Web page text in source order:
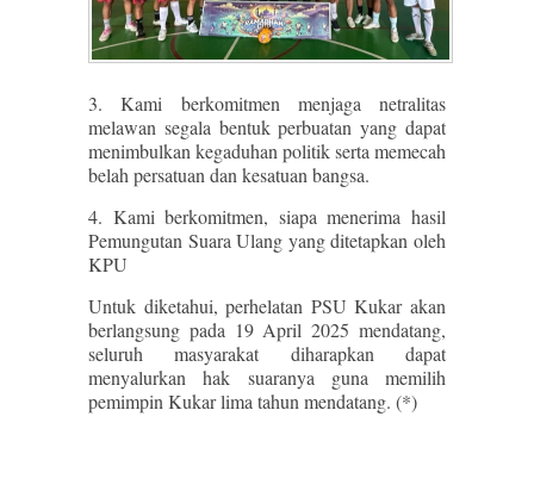
3. Kami berkomitmen menjaga netralitas
melawan segala bentuk perbuatan yang dapat
menimbulkan kegaduhan politik serta memecah
belah persatuan dan kesatuan bangsa.
4. Kami berkomitmen, siapa menerima hasil
Pemungutan Suara Ulang yang ditetapkan oleh
KPU
Untuk diketahui, perhelatan PSU Kukar akan
berlangsung pada 19 April 2025 mendatang,
seluruh masyarakat diharapkan dapat
menyalurkan hak suaranya guna memilih
pemimpin Kukar lima tahun mendatang. (*)